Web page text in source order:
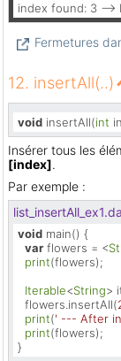
index found: 3 -->
Fermetures
12. insertAll(..)
void insertAll(int
Insérer tous les
[index].
Par exemple :
void main() {
var flowers = <
print(flowers);
Iterable<String>
  flowers.insertAll(
print(' --- After
print(flowers);
}